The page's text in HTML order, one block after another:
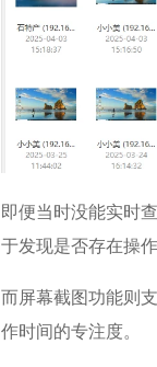
即便当时没能实时
于发现是否存在操
而屏幕截图功能则
作时间的专注度。